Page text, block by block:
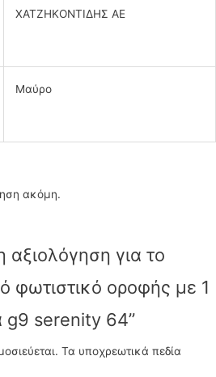
ΧΑΤΖΗΚΟΝΤΙΔΗΣ ΑΕ
Μαύρο
ακόμη.
αξιολόγηση για το
φωτιστικό οροφής με 1
serenity 64”
Τα υποχρεωτικά πεδία